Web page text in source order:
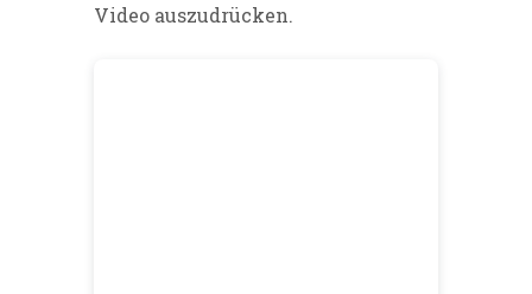
Video auszudrücken.